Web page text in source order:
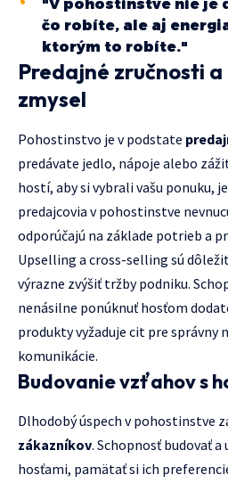
"V pohostinstve nie je
čo robíte, ale aj
ktorým to robíte."
Predajné zručnosti
zmysel
Pohostinstvo je v podstate
predávate jedlo, nápoje alebo
hostí, aby si vybrali vašu ponuku,
predajcovia v pohostinstve
odporúčajú na základe potrieb a
Upselling a cross-selling sú
výrazne zvýšiť tržby podniku.
nenásilne ponúknuť hosťom
produkty vyžaduje cit pre správny
komunikácie.
Budovanie vzťahov s
Dlhodobý úspech v pohostinstve
zákazníkov. Schopnosť budovať a
hosťami, pamätať si ich